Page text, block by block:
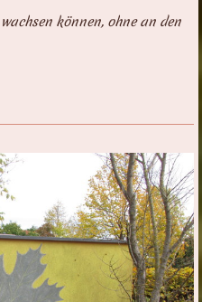
können, ohne an den